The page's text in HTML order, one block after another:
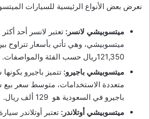
نعرض بعض الأنواع الرئيسية للسيارات
ميتسوبيشي لانسر : تعتبر لانسر أحد
121,350ريال حسب الفئة والمواصفات.
ميتسوبيشي باجيرو: تتميز باجيرو
متعددة الاستخدامات، متوسط سعر
باجيرو في السعودية هو 129 ألف ريال.
ميتسوبيشي أوتلاندر : تعتبر أوتلاندر